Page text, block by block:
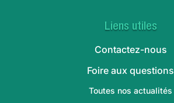
Liens utiles
Contactez-nous
Foire aux questions
Toutes nos actualités